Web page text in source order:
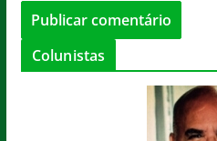
Colunistas